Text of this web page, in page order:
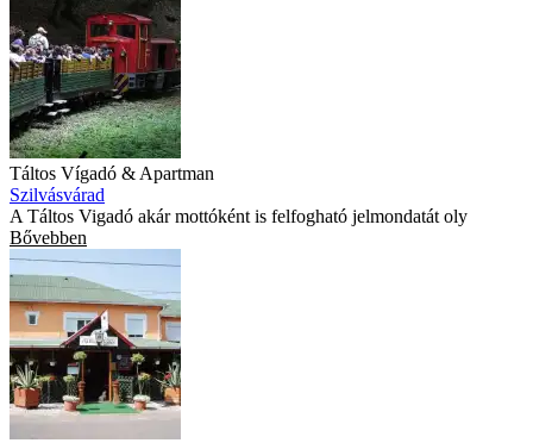
Táltos Vígadó & Apartman
Szilvásvárad
A Táltos Vigadó akár mottóként is felfogható jelmondatát oly
Bővebben